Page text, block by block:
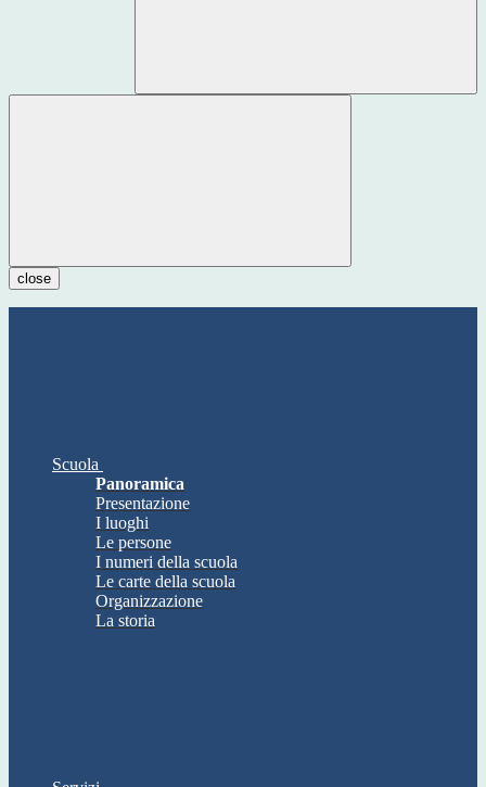
close
Scuola
Panoramica
Presentazione
I luoghi
Le persone
I numeri della scuola
Le carte della scuola
Organizzazione
La storia